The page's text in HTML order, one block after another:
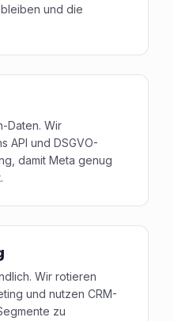
und die
Daten. Wir
API und DSGVO-
damit Meta genug
Wir rotieren
und nutzen CRM-
zu